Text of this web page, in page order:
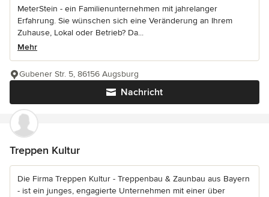
MeterStein - ein Familienunternehmen mit jahrelanger
Erfahrung. Sie wünschen sich eine Veränderung an Ihrem
Zuhause, Lokal oder Betrieb? Da...
Mehr
Nachricht
Gubener Str. 5, 86156 Augsburg
Treppen Kultur
Die Firma Treppen Kultur - Treppenbau & Zaunbau aus Bayern
- ist ein junges, engagierte Unternehmen mit einer über